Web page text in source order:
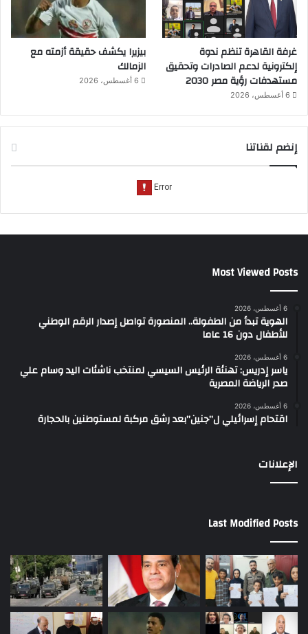
غرفة القاهرة تنظم ندوة
إلكترونية لدعم الصادرات وتحقيق
مستهدفات رؤية مصر 2030
6 أغسطس، 2026
بيزيرا يكشف حقيقة أزمته مع
الزمالك
6 أغسطس، 2026
إنضم لقناتنا
Most Viewed Posts
6 أغسطس، 2026
الهوية تبدأ من الطفولة.. المنصورة تواصل إصدار الرقم الوطني
للأطفال دون 16 عاما
6 أغسطس، 2026
ياسر إدريس: تهنئة الرئيس السيسي لمنتخب ناشئات اليد وسام علي
صدر الرياضة المصرية
6 أغسطس، 2026
اقتحام إسرائيلي ل”جنين”بعد رشق مركبة لمستوطنين بالحجارة
الإعلانات
Last Modified Posts